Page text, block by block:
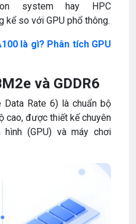
system hay HPC
kể so với GPU phổ thông.
là gì? Phân tích GPU
và GDDR6
Data Rate 6) là chuẩn bộ
cao, được thiết kế chuyên
(GPU) và máy chơi